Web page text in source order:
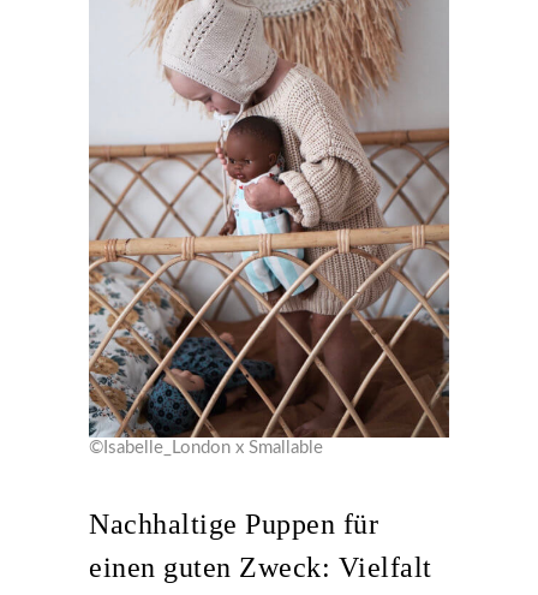
©Isabelle_London x Smallable
Nachhaltige Puppen für
einen guten Zweck: Vielfalt